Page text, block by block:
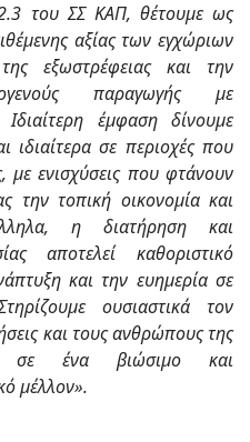
του ΣΣ ΚΑΠ, θέτουμε ως
αξίας των εγχώριων
εξωστρέφειας και την
παραγωγής με
Ιδιαίτερη έμφαση δίνουμε
ιδιαίτερα σε περιοχές που
με ενισχύσεις που φτάνουν
την τοπική οικονομία και
η διατήρηση και
αποτελεί καθοριστικό
και την ευημερία σε
ουσιαστικά τον
και τους ανθρώπους της
σε ένα βιώσιμο και
μέλλον».